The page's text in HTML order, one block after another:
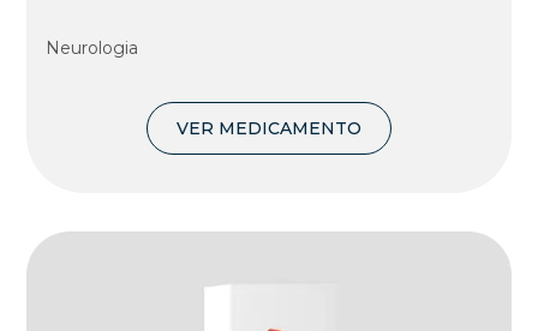
Neurologia
VER MEDICAMENTO